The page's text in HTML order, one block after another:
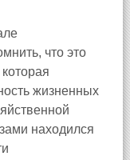
что это
жизненных
находился